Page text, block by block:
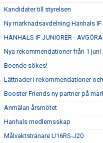
Kandidater till styrelsen
Ny marknadsavdelning Hanhals IF
HANHALS IF JUNIORER -
Nya rekommendationer från 1 juni
Boende sökes!
Lättnader i rekommendationer
Booster Friends ny partner på
Anmälan årsmötet
Hanhals medlemsskap
Målvaktstränare U16RS-J20